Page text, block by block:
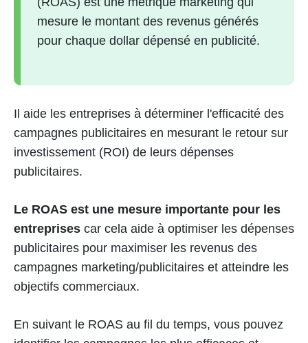
mesure le montant des revenus générés
pour chaque dollar dépensé en publicité.
Il aide les entreprises à déterminer l'efficacité des
campagnes publicitaires en mesurant le retour sur
investissement (ROI) de leurs dépenses
publicitaires.
Le ROAS est une mesure importante pour les
entreprises car cela aide à optimiser les dépenses
publicitaires pour maximiser les revenus des
campagnes marketing/publicitaires et atteindre les
objectifs commerciaux.
En suivant le ROAS au fil du temps, vous pouvez